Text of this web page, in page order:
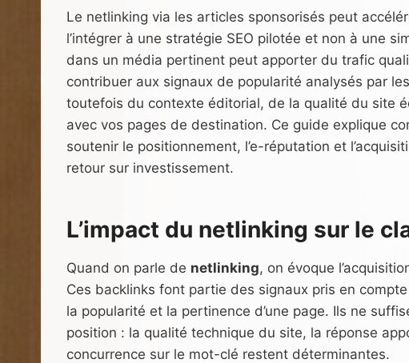
Le netlinking via les articles sponsorisés peut
l’intégrer à une stratégie SEO pilotée et non à une
dans un média pertinent peut apporter du trafic
contribuer aux signaux de popularité analysés par
toutefois du contexte éditorial, de la qualité du site
avec vos pages de destination. Ce guide explique
soutenir le positionnement, l’e-réputation et
retour sur investissement.
L’impact du netlinking sur le
Quand on parle de netlinking, on évoque
Ces backlinks font partie des signaux pris en
la popularité et la pertinence d’une page. Ils ne
position : la qualité technique du site, la réponse
concurrence sur le mot-clé restent déterminantes.